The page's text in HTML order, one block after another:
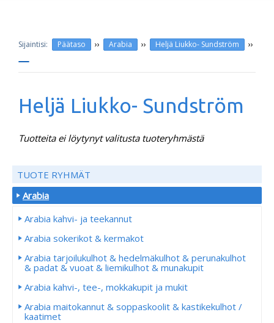
Päätaso ›› Arabia ›› Heljä Liukko- Sundström ››
Heljä Liukko- Sundström
Tuotteita ei löytynyt valitusta tuoteryhmästä
TUOTE RYHMÄT
Arabia
Arabia kahvi- ja teekannut
Arabia sokerikot & kermakot
Arabia tarjoilukulhot & hedelmäkulhot & perunakulhot
& padat & vuoat & liemikulhot & munakupit
Arabia kahvi-, tee-, mokkakupit ja mukit
Arabia maitokannut & soppaskoolit & kastikekulhot /
kaatimet